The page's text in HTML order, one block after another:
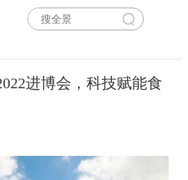
进博会，科技赋能食